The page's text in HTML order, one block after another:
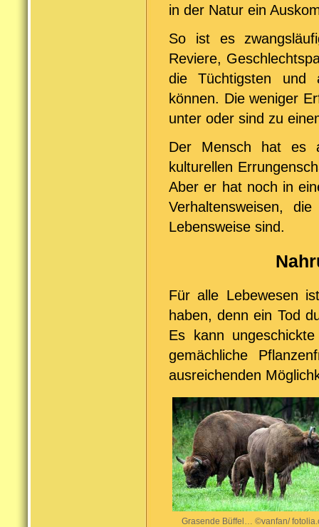
in der Natur ein
So ist es
Reviere,
die Tüchtigsten und
können. Die weniger
unter oder sind zu
Der Mensch hat es
kulturellen
Aber er hat noch in
Verhaltensweisen,
Lebensweise sind.
Für alle Lebewesen
haben, denn ein Tod
Es kann
gemächliche
ausreichenden
Grasende Büffel… ©vanfan/